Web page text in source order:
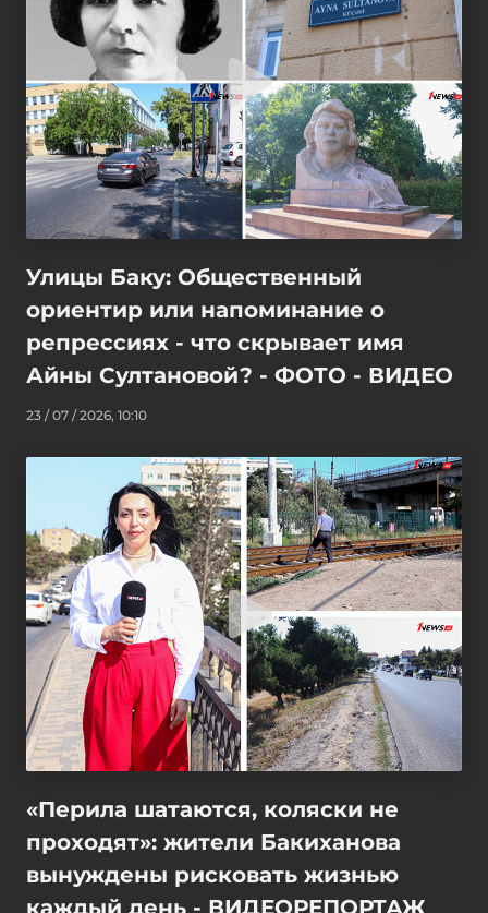
Улицы Баку: Общественный
ориентир или напоминание о
репрессиях - что скрывает имя
Айны Султановой? - ФОТО - ВИДЕО
23 / 07 / 2026, 10:10
«Перила шатаются, коляски не
проходят»: жители Бакиханова
вынуждены рисковать жизнью
каждый день - ВИДЕОРЕПОРТАЖ